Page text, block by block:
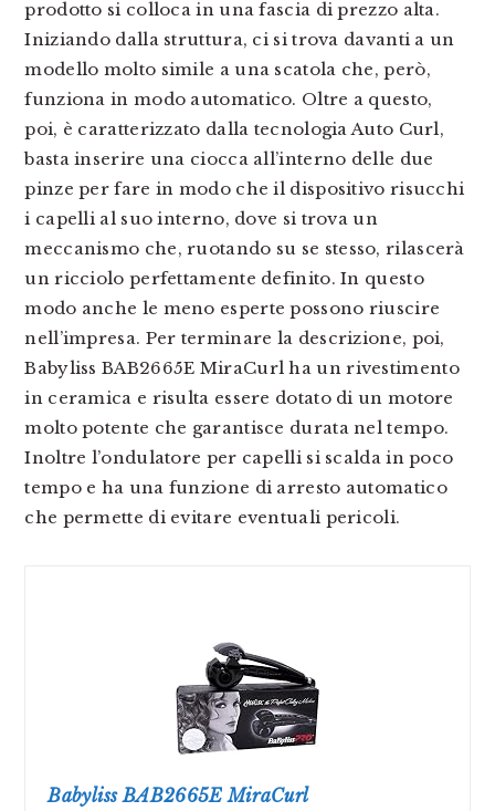
prodotto si colloca in una fascia di prezzo alta.
Iniziando dalla struttura, ci si trova davanti a un
modello molto simile a una scatola che, però,
funziona in modo automatico. Oltre a questo,
poi, è caratterizzato dalla tecnologia Auto Curl,
basta inserire una ciocca all’interno delle due
pinze per fare in modo che il dispositivo risucchi
i capelli al suo interno, dove si trova un
meccanismo che, ruotando su se stesso, rilascerà
un ricciolo perfettamente definito. In questo
modo anche le meno esperte possono riuscire
nell’impresa. Per terminare la descrizione, poi,
Babyliss BAB2665E MiraCurl ha un rivestimento
in ceramica e risulta essere dotato di un motore
molto potente che garantisce durata nel tempo.
Inoltre l’ondulatore per capelli si scalda in poco
tempo e ha una funzione di arresto automatico
che permette di evitare eventuali pericoli.
Babyliss BAB2665E MiraCurl